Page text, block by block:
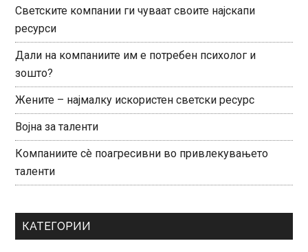
Светските компании ги чуваат своите најскапи
ресурси
Дали на компаниите им е потребен психолог и
зошто?
Жените – најмалку искористен светски ресурс
Војна за таленти
Компаниите сè поагресивни во привлекувањето
таленти
КАТЕГОРИИ